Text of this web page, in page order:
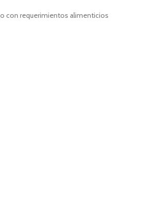
con requerimientos alimenticios